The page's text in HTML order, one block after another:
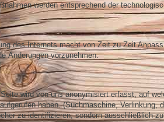
werden entsprechend der
des Internets macht von Zeit zu Zeit
Änderungen vorzunehmen.
wird von uns anonymisiert erfasst, auf
haben. (Suchmaschine, Verlinkung,
zu identifizieren, sondern ausschließlich